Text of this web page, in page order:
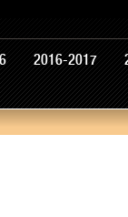
2016-2017